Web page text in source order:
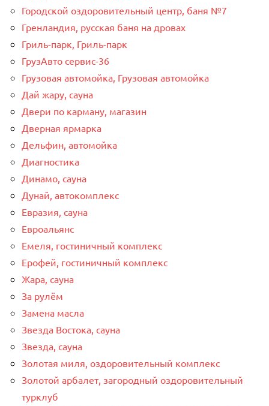
Городской оздоровительный центр, баня №7
Гренландия, русская баня на дровах
Гриль-парк, Гриль-парк
ГрузАвто сервис-36
Грузовая автомойка, Грузовая автомойка
Дай жару, сауна
Двери по карману, магазин
Дверная ярмарка
Дельфин, автомойка
Диагностика
Динамо, сауна
Дунай, автокомплекс
Евразия, сауна
Евроальянс
Емеля, гостиничный комплекс
Ерофей, гостиничный комплекс
Жара, сауна
За рулём
Замена масла
Звезда Востока, сауна
Звезда, сауна
Золотая миля, оздоровительный комплекс
Золотой арбалет, загородный оздоровительный
турклуб